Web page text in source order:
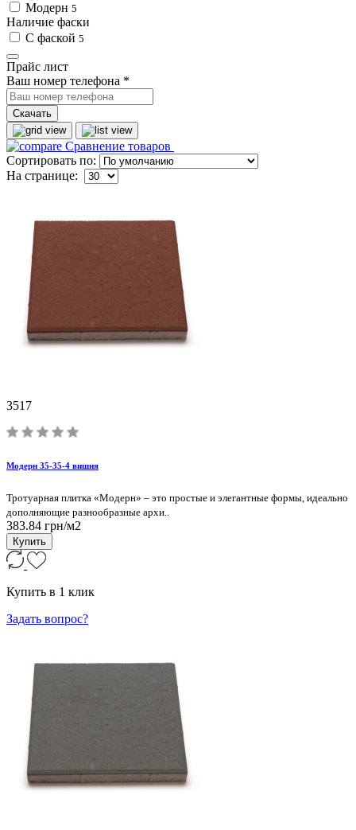
Модерн 5
Наличие фаски
С фаской 5
Прайс лист
Ваш номер телефона *
Скачать
Сравнение товаров
Сортировать по:
На странице:
3517
Модерн 35-35-4 вишня
Тротуарная плитка «Модерн» – это простые и элегантные формы, идеально
дополняющие разнообразные архи..
383.84 грн/м2
Купить
Купить в 1 клик
Задать вопрос?